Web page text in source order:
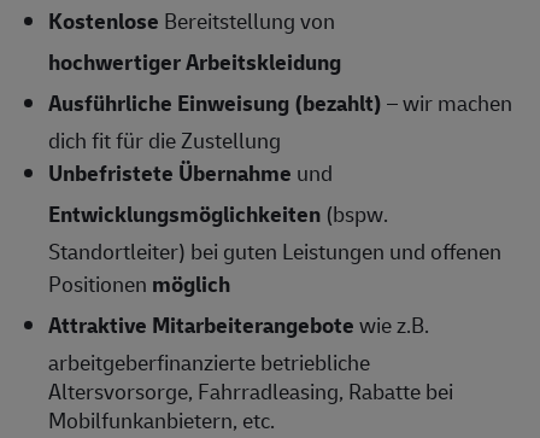
Kostenlose Bereitstellung von
hochwertiger Arbeitskleidung
Ausführliche Einweisung (bezahlt)– wir machen
dich fit für die Zustellung
Unbefristete Übernahme und
Entwicklungsmöglichkeiten (bspw.
Standortleiter) bei guten Leistungen und offenen
Positionen möglich
Attraktive Mitarbeiterangebotewie z.B.
arbeitgeberfinanzierte betriebliche
Altersvorsorge, Fahrradleasing, Rabatte bei
Mobilfunkanbietern, etc.